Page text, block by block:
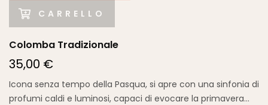
CARRELLO
Colomba Tradizionale
35,00 €
Icona senza tempo della Pasqua, si apre con una sinfonia di
profumi caldi e luminosi, capaci di evocare la primavera...